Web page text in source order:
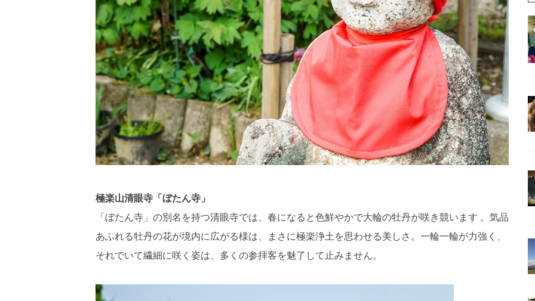
極楽山清眼寺「ぼたん寺」
「ぼたん寺」の別名を持つ清眼寺では、春になると色鮮やかで大輪の牡丹が咲き競います 。気品
あふれる牡丹の花が境内に広がる様は、まさに極楽浄土を思わせる美しさ。一輪一輪が力強く、
それでいて繊細に咲く姿は、多くの参拝客を魅了して止みません。